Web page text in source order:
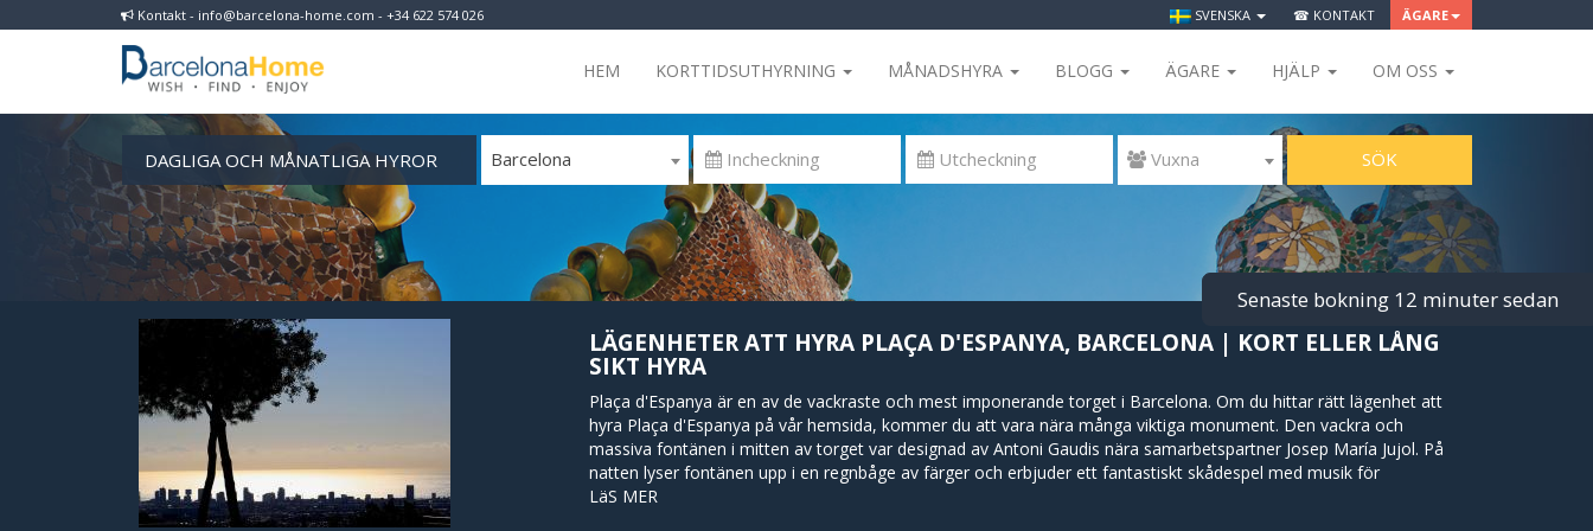
Kontakt - info@barcelona-home.com - +34 622 574 026 SVENSKA ☎ KONTAKT ÄGARE
HEM KORTTIDSUTHYRNING MÅNADSHYRA BLOGG ÄGARE HJÄLP OM OSS
DAGLIGA OCH MÅNATLIGA HYROR Barcelona  Vuxna SÖK
LÄGENHETER ATT HYRA PLAÇA D'ESPANYA, BARCELONA | KORT ELLER LÅNG
SIKT HYRA
Plaça d'Espanya är en av de vackraste och mest imponerande torget i Barcelona. Om du hittar rätt lägenhet att
hyra Plaça d'Espanya på vår hemsida, kommer du att vara nära många viktiga monument. Den vackra och
massiva fontänen i mitten av torget var designad av Antoni Gaudis nära samarbetspartner Josep María Jujol. På
natten lyser fontänen upp i en regnbåge av färger och erbjuder ett fantastiskt skådespel med musik för
besökare. Det massiva och lokalt omhärdade köpcentret Las Arenas ligger också i plaza, i en imponerande
LäS MER
Senaste bokning 12 minuter sedan